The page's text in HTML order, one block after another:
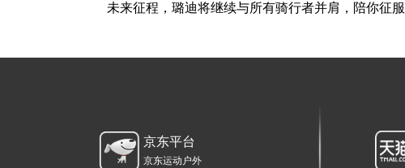
未来征程，璐迪将继续与所有骑行者并肩，陪你征
京东平台
京东运动户外